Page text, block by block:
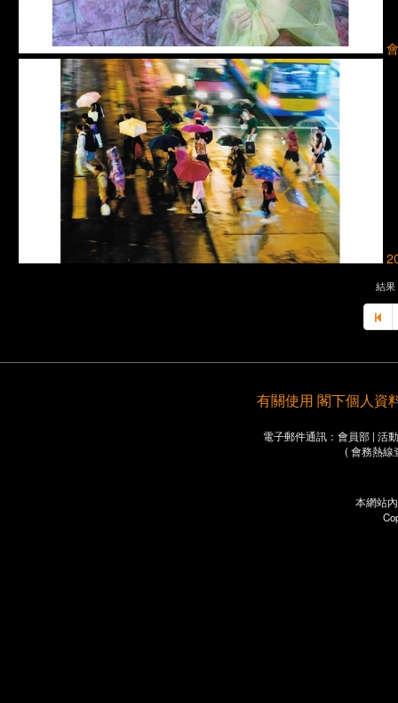
結果
有關使用 閣下個人資
電子郵件通訊：會員部 | 活
( 會務熱線
本網站